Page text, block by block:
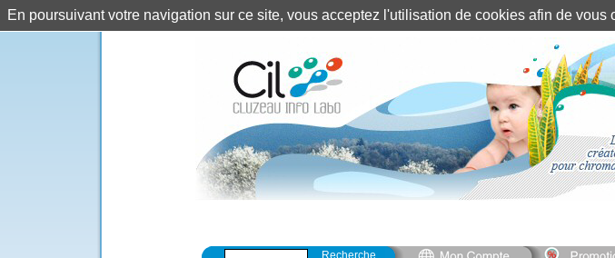
Recherche
En poursuivant votre navigation sur ce site, vous acceptez l'utilisation de cookies afin de